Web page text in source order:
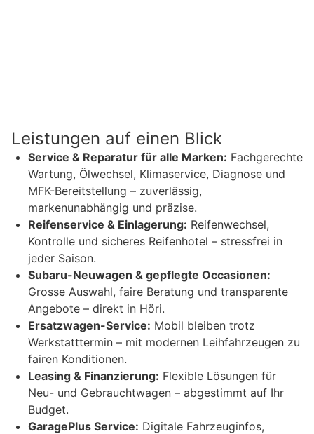
Leistungen auf einen Blick
Service & Reparatur für alle Marken: Fachgerechte
Wartung, Ölwechsel, Klimaservice, Diagnose und
MFK-Bereitstellung – zuverlässig,
markenunabhängig und präzise.
Reifenservice & Einlagerung: Reifenwechsel,
Kontrolle und sicheres Reifenhotel – stressfrei in
jeder Saison.
Subaru-Neuwagen & gepflegte Occasionen:
Grosse Auswahl, faire Beratung und transparente
Angebote – direkt in Höri.
Ersatzwagen-Service: Mobil bleiben trotz
Werkstatttermin – mit modernen Leihfahrzeugen zu
fairen Konditionen.
Leasing & Finanzierung: Flexible Lösungen für
Neu- und Gebrauchtwagen – abgestimmt auf Ihr
Budget.
GaragePlus Service: Digitale Fahrzeuginfos,